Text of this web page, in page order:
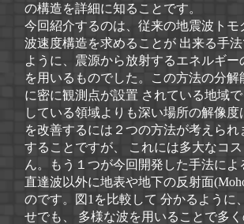
の構造を詳細に知ることです。
今回紹介するのは、従来の地震波ト
波速度構造を求めることが 出来る手
ように、震源から放射するエネルギ
を用いるものでした。この方法の分
に密に観測点が設置 されている地域
している領域よりも深い場所の解像
を改善するには２つの方法が考えら
することですが、 これには多大なコ
ん。もう１つが今回開発した手法によ
直達波以外に地表や地下の反射面
のです。図1を比較して 分かるように
せでも、 多様な波を用いることで多